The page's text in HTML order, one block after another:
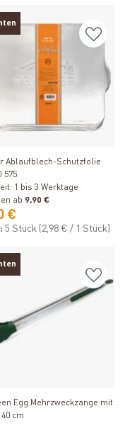
Ablaufblech-Schutzfolie
575
1 bis 3 Werktage
ab 9,90 €
€
5 Stück (2,98 € / 1 Stück)
Egg Mehrzweckzange mit
cm